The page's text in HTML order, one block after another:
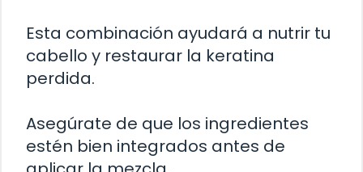
Esta combinación ayudará a nutrir tu
cabello y restaurar la keratina
perdida.
Asegúrate de que los ingredientes
estén bien integrados antes de